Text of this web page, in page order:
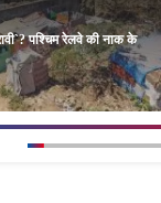
पश्चिम रेलवे की नाक के